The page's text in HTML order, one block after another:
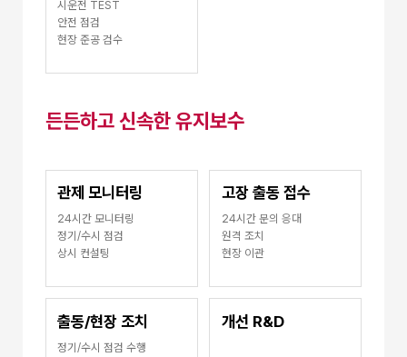
시운전 TEST
안전 점검
현장 준공 검수
든든하고 신속한 유지보수
관제 모니터링
24시간 모니터링
정기/수시 점검
상시 컨설팅
고장 출동 접수
24시간 문의 응대
원격 조치
현장 이관
출동/현장 조치
정기/수시 점검 수행
개선 R&D